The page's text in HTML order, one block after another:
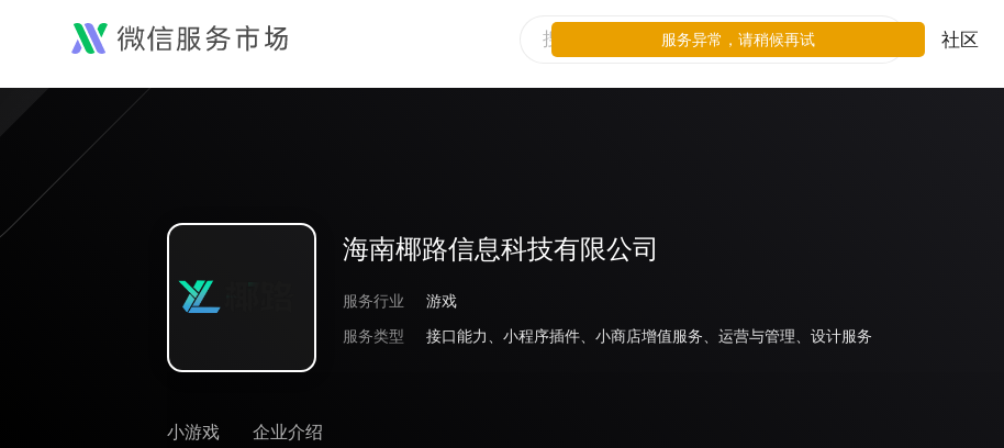
社区
海南椰路信息科技有限公司
服务行业
游戏
服务类型
接口能力、小程序插件、小商店增值服务、运营与管理、设计服务
小游戏 企业介绍
服务异常，请稍候再试